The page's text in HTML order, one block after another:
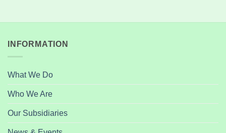
INFORMATION
What We Do
Who We Are
Our Subsidiaries